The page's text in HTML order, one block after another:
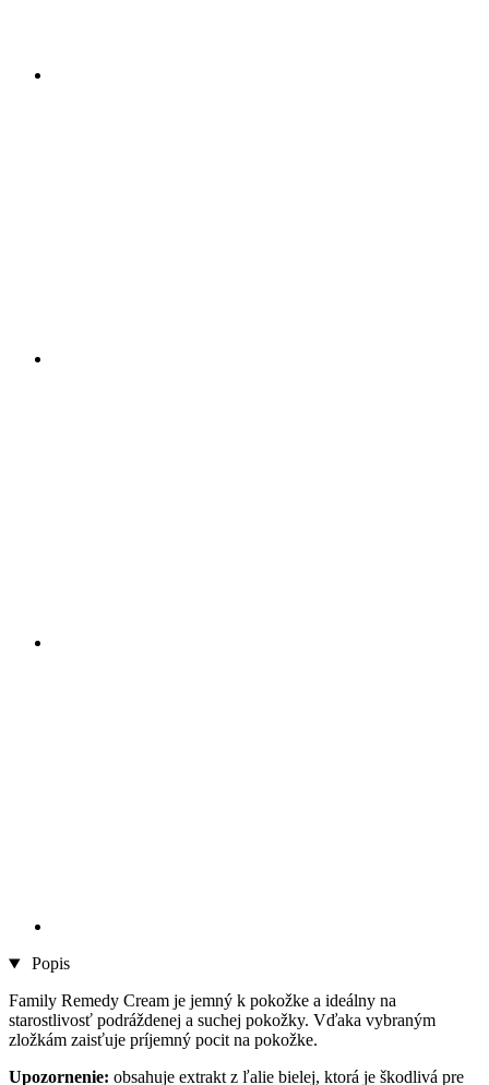
Popis
Family Remedy Cream je jemný k pokožke a ideálny na
starostlivosť podráždenej a suchej pokožky. Vďaka vybraným
zložkám zaisťuje príjemný pocit na pokožke.
Upozornenie: obsahuje extrakt z ľalie bielej, ktorá je škodlivá pre